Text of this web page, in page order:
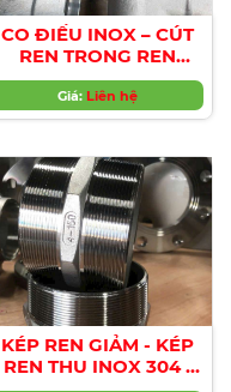
CO ĐIẾU INOX – CÚT
REN TRONG REN
NGOÀI 304, 316
Giá: Liên hệ
KÉP REN GIẢM - KÉP
REN THU INOX 304 ,